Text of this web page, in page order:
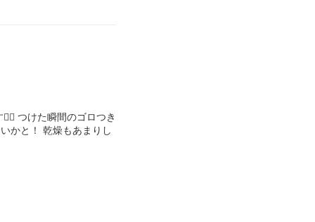
つけた瞬間のゴロつき
かと！ 乾燥もあまりし